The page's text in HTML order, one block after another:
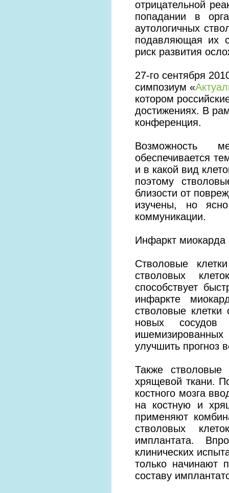
отрицательной
попадании в
аутологичных
подавляющая их
риск развития
27-го сентября
симпозиум «
котором
достижениях. В
конференция.
Возможность
обеспечивается
и в какой вид
поэтому
близости от
изучены, но
коммуникации.
Инфаркт
Стволовые
стволовых
способствует
инфаркте
стволовые клетки
новых сосудов
улучшить прогноз
Также стволовые
хрящевой ткани.
костного мозга
на костную и
применяют
стволовых
имплантата.
клинических
только начинают
составу